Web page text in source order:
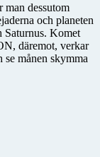
man dessutom
och planeten
Saturnus. Komet
däremot, verkar
se månen skymma